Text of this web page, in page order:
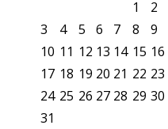
1
2
3
4 5 6 7 8
9
10 11 12 13 14 15 16
17 18 19 20 21 22 23
24 25 26 27 28 29 30
31